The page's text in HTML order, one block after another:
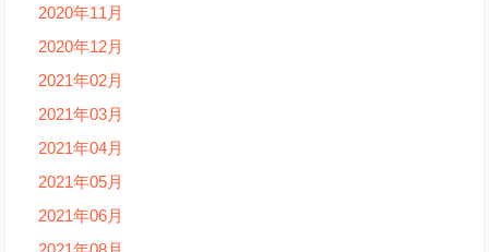
2020年11月
2020年12月
2021年02月
2021年03月
2021年04月
2021年05月
2021年06月